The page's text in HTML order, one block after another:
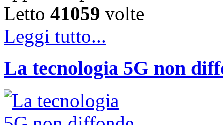
Letto 41059 volte
Leggi tutto...
La tecnologia 5G non